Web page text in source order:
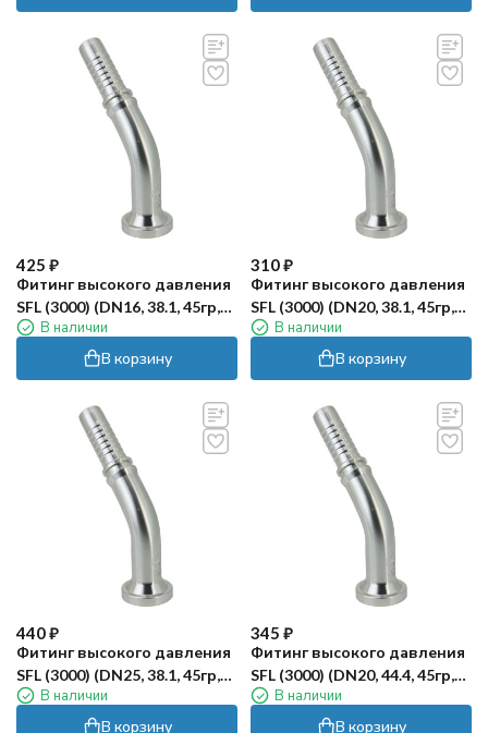
425 ₽
Фитинг высокого давления
SFL (3000) (DN16, 38.1, 45гр,
оцинк) Robin
В наличии
В корзину
310₽
Фитинг высокого давления
SFL (3000) (DN20, 38.1, 45гр,
оцинк) Robin
В наличии
В корзину
440₽
Фитинг высокого давления
SFL (3000) (DN25, 38.1, 45гр,
оцинк) Robin
В наличии
В корзину
345 ₽
Фитинг высокого давления
SFL (3000) (DN20, 44.4, 45гр,
оцинк) Robin
В наличии
В корзину